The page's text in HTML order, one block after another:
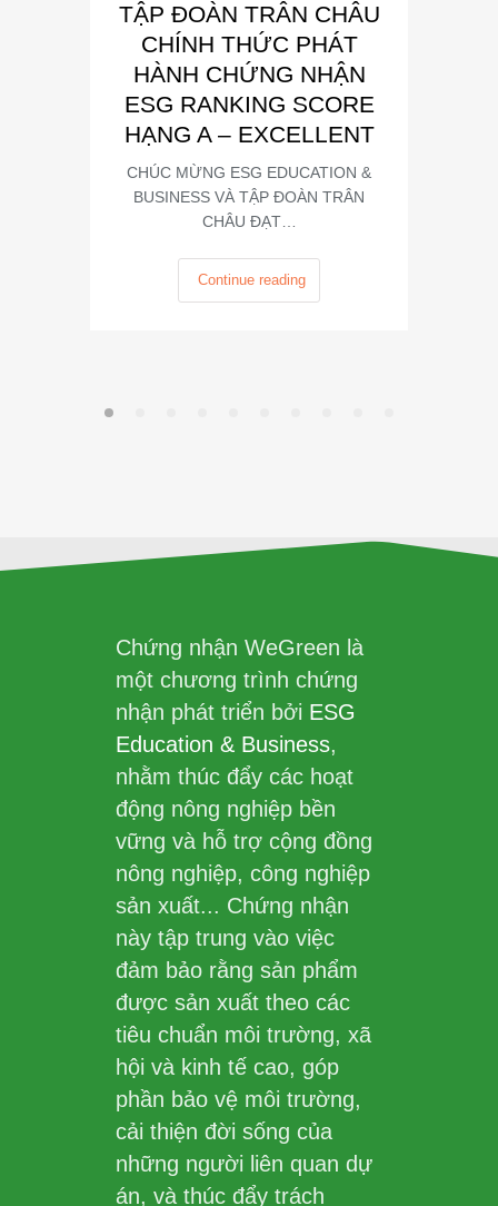
TẬP ĐOÀN TRÂN CHÂU
CHÍNH THỨC PHÁT
HÀNH CHỨNG NHẬN
ESG RANKING SCORE
HẠNG A – EXCELLENT
CHÚC MỪNG ESG EDUCATION &
BUSINESS VÀ TẬP ĐOÀN TRÂN
CHÂU ĐẠT…
Continue reading
Chứng nhận WeGreen là
một chương trình chứng
nhận phát triển bởi ESG
Education & Business,
nhằm thúc đẩy các hoạt
động nông nghiệp bền
vững và hỗ trợ cộng đồng
nông nghiệp, công nghiệp
sản xuất... Chứng nhận
này tập trung vào việc
đảm bảo rằng sản phẩm
được sản xuất theo các
tiêu chuẩn môi trường, xã
hội và kinh tế cao, góp
phần bảo vệ môi trường,
cải thiện đời sống của
những người liên quan dự
án, và thúc đẩy trách